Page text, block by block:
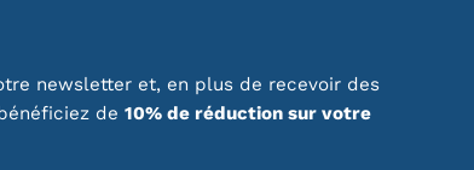
newsletter et, en plus de recevoir des
de 10% de réduction sur votre